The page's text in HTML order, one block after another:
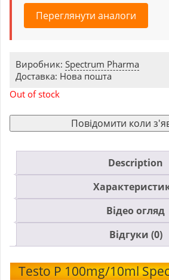
Переглянути аналоги
Виробник: Spectrum Pharma
Доставка: Нова пошта
Out of stock
Повідомити коли
Description
Відео огляд
Відгуки (0)
Testo P 100mg/10ml